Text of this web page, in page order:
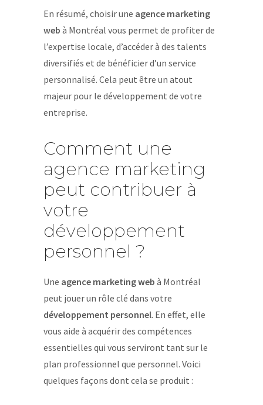
En résumé, choisir une agence marketing
web à Montréal vous permet de profiter de
l’expertise locale, d’accéder à des talents
diversifiés et de bénéficier d’un service
personnalisé. Cela peut être un atout
majeur pour le développement de votre
entreprise.
Comment une
agence marketing
peut contribuer à
votre
développement
personnel ?
Une agence marketing web à Montréal
peut jouer un rôle clé dans votre
développement personnel. En effet, elle
vous aide à acquérir des compétences
essentielles qui vous serviront tant sur le
plan professionnel que personnel. Voici
quelques façons dont cela se produit :